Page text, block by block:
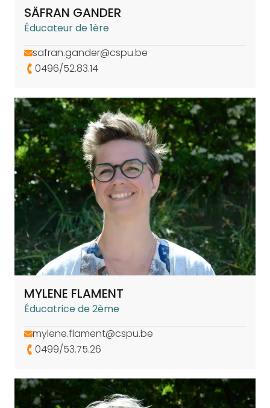
SÄFRAN GANDER
Éducateur de 1ère
safran.gander@cspu.be
0496/52.83.14
MYLENE FLAMENT
Éducatrice de 2ème
mylene.flament@cspu.be
0499/53.75.26